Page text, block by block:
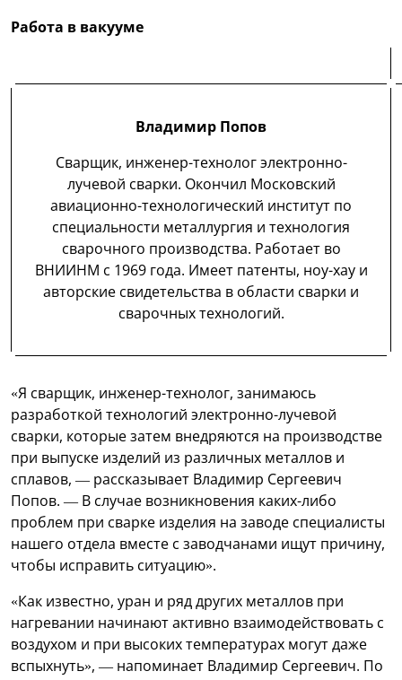
Работа в вакууме
Владимир Попов
Сварщик, инженер-технолог электронно-
лучевой сварки. Окончил Московский
авиационно-технологический институт по
специальности металлургия и технология
сварочного производства. Работает во
ВНИИНМ с 1969 года. Имеет патенты, ноу-хау и
авторские свидетельства в области сварки и
сварочных технологий.
«Я сварщик, инженер-технолог, занимаюсь
разработкой технологий электронно-лучевой
сварки, которые затем внедряются на производстве
при выпуске изделий из различных металлов и
сплавов, — рассказывает Владимир Сергеевич
Попов. — В случае возникновения каких-либо
проблем при сварке изделия на заводе специалисты
нашего отдела вместе с заводчанами ищут причину,
чтобы исправить ситуацию».
«Как известно, уран и ряд других металлов при
нагревании начинают активно взаимодействовать с
воздухом и при высоких температурах могут даже
вспыхнуть», — напоминает Владимир Сергеевич. По